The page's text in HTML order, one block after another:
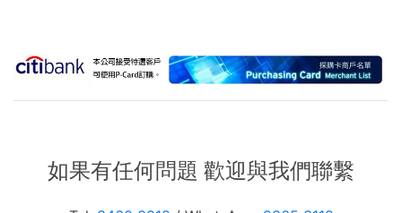
如果有任何問題 歡迎與我們聯繫